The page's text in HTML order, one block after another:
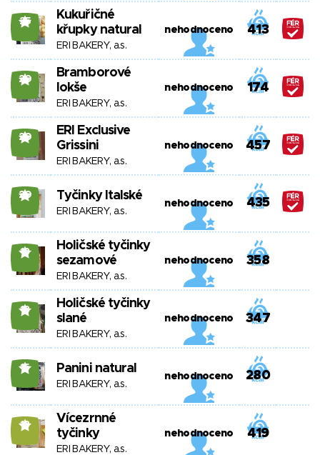
25
Kukuřičné
křupky natural
ERI BAKERY, a.s.
nehodnoceno 413
20
Bramborové
lokše
ERI BAKERY, a.s.
nehodnoceno 174
20
ERI Exclusive
Grissini
ERI BAKERY, a.s.
nehodnoceno 457
20 Tyčinky Italské
ERI BAKERY, a.s.
nehodnoceno 435
18
Holičské tyčinky
sezamové
ERI BAKERY, a.s.
nehodnoceno 358
18
Holičské tyčinky
slané
ERI BAKERY, a.s.
nehodnoceno 347
15 Panini natural
ERI BAKERY, a.s.
nehodnoceno 280
13
Vícezrnné
tyčinky
ERI BAKERY, a.s.
nehodnoceno 419